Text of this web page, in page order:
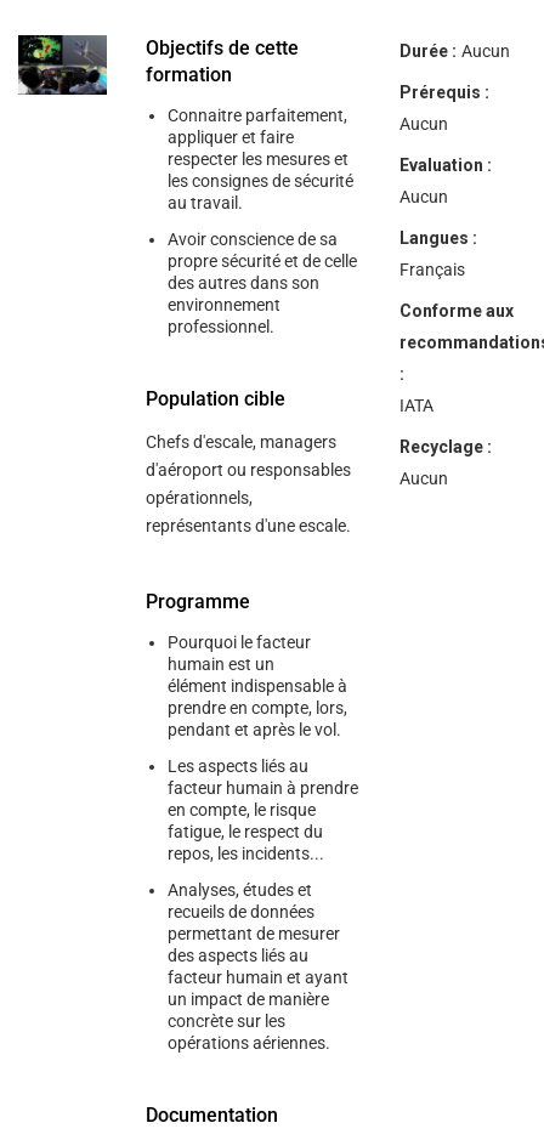
Objectifs de cette
formation
Connaitre parfaitement,
appliquer et faire
respecter les mesures et
les consignes de sécurité
au travail.
Avoir conscience de sa
propre sécurité et de celle
des autres dans son
environnement
professionnel.
Population cible
Chefs d'escale, managers
d'aéroport ou responsables
opérationnels,
représentants d'une escale.
Programme
Pourquoi le facteur
humain est un
élément indispensable à
prendre en compte, lors,
pendant et après le vol.
Les aspects liés au
facteur humain à prendre
en compte, le risque
fatigue, le respect du
repos, les incidents...
Analyses, études et
recueils de données
permettant de mesurer
des aspects liés au
facteur humain et ayant
un impact de manière
concrète sur les
opérations aériennes.
Documentation
Durée : Aucun
Prérequis :
Aucun
Evaluation :
Aucun
Langues :
Français
Conforme aux
:
IATA
Recyclage :
Aucun